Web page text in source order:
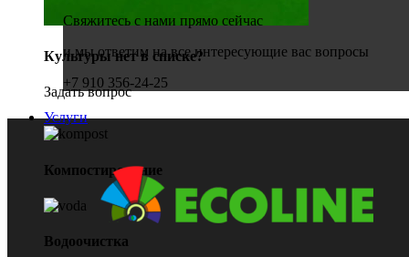
Культуры нет в списке?
Задать вопрос
Услуги
Компостирование
Водоочистка
Свяжитесь с нами прямо сейчас
и мы ответим на все интересующие вас вопросы
+7 910 356-24-25